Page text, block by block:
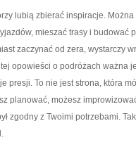
lubią zbierać inspiracje. Można
mieszać trasy i
zaczynać od zera, wystarczy
tej opowieści o podróżach ważna
To nie jest strona, która
planować, możesz
zgodny z Twoimi potrzebami.